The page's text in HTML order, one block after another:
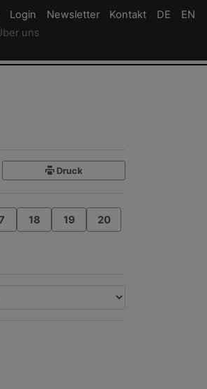
uns
Registrieren
Login Login
NewsletterNewsletter
Kontakt Newsletter
DE EN
Druck
18 19 20